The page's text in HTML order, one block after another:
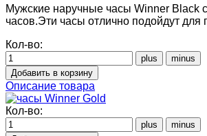
Мужские наручные часы Winner Black
часов.Эти часы отлично подойдут
Кол-во:
Описание товара
Кол-во: